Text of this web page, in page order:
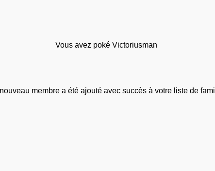
Vous avez poké Victoriusman
membre a été ajouté avec succès à votre liste de